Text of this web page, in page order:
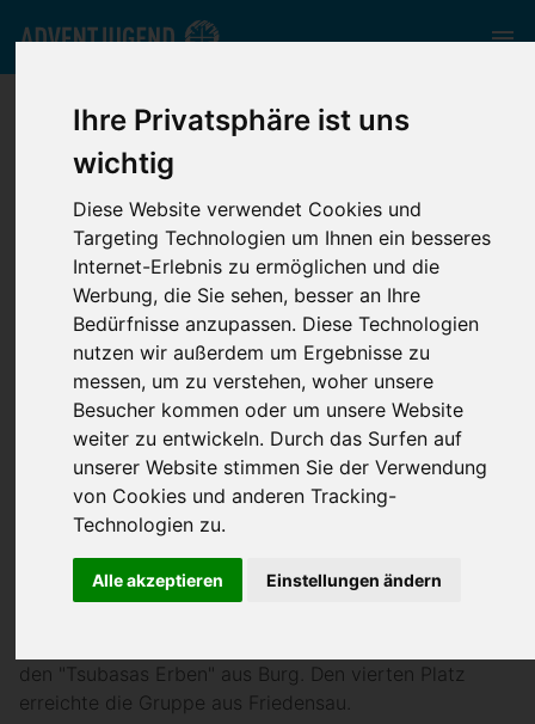
Ihre Privatsphäre ist uns
wichtig
Diese Website verwendet Cookies und
Targeting Technologien um Ihnen ein besseres
Internet-Erlebnis zu ermöglichen und die
Werbung, die Sie sehen, besser an Ihre
Bedürfnisse anzupassen. Diese Technologien
nutzen wir außerdem um Ergebnisse zu
messen, um zu verstehen, woher unsere
Besucher kommen oder um unsere Website
weiter zu entwickeln. Durch das Surfen auf
unserer Website stimmen Sie der Verwendung
von Cookies und anderen Tracking-
Technologien zu.
Alle akzeptieren Einstellungen ändern
bmv.adventjugend.de // Media // Videos
Rückblick
Fußballtunier 2019 Rückblick
den "Tsubasas Erben" aus Burg. Den vierten Platz
erreichte die Gruppe aus Friedensau.